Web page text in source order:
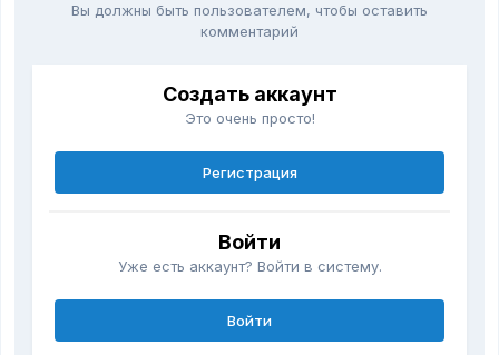
Вы должны быть пользователем, чтобы оставить
комментарий
Создать аккаунт
Это очень просто!
Регистрация
Войти
Уже есть аккаунт? Войти в систему.
Войти